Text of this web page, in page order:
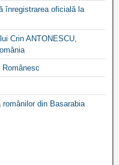
înregistrarea oficială la
Crin ANTONESCU,
din Basarabia